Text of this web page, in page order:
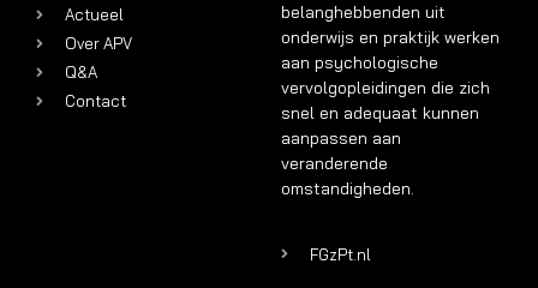
Actueel
Over APV
Q&A
Contact
belanghebbenden uit
onderwijs en praktijk werken
aan psychologische
vervolgopleidingen die zich
snel en adequaat kunnen
aanpassen aan
veranderende
omstandigheden.
FGzPt.nl